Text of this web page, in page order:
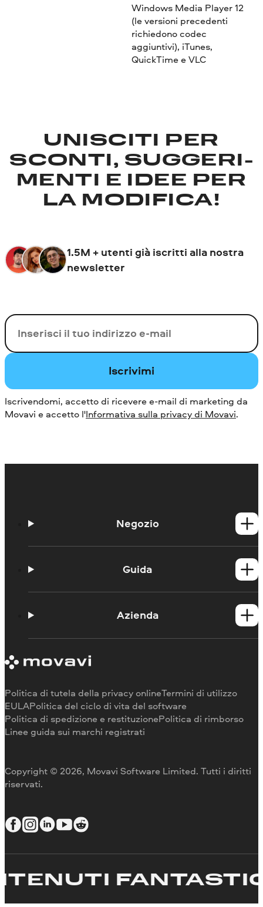
Windows Media Player 12
(le versioni precedenti
richiedono codec
aggiuntivi), iTunes,
QuickTime e VLC
UNISCITI PER
SCONTI, SUGGERI­
MENTI E IDEE PER
LA MODIFICA!
1.5M + utenti già iscritti alla nostra
newsletter
La tua e-mail
Iscrivimi
Iscrivendomi, accetto di ricevere e-mail di marketing da
Movavi e accetto l'Informativa sulla privacy di Movavi.
Negozio
Prodotti per Mac
Guida
Portale didattico
Limitazioni della versione di prova
Rimborso
Azienda
Testimonianze
Perché scegliere noi
Per il lavoro
Copyright © 2026, Movavi Software Limited. Tutti i diritti
riservati.
Politica di tutela della privacy onlineTermini di utilizzo
EULAPolitica del ciclo di vita del software
Politica di spedizione e restituzionePolitica di rimborso
Linee guida sui marchi registrati
FANTASTICI